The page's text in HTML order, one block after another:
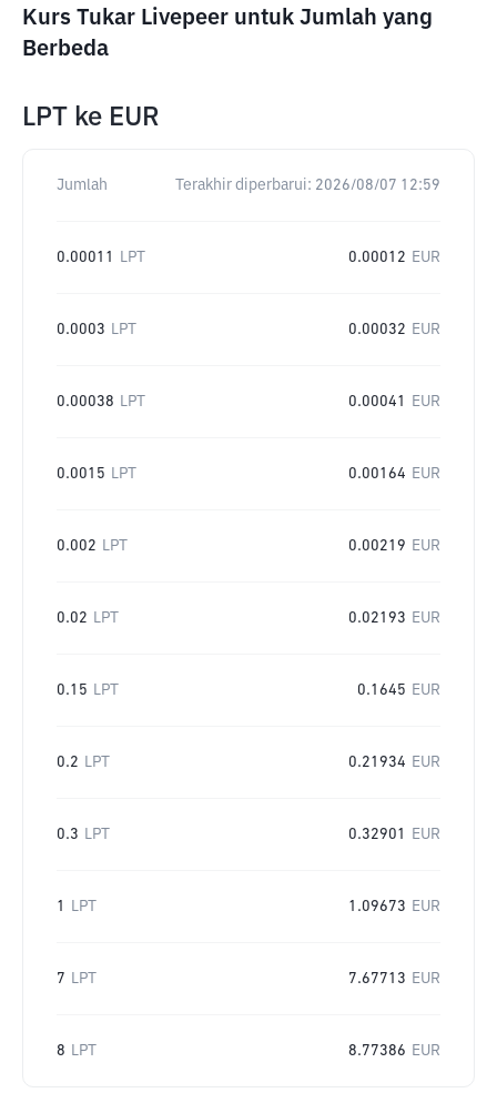
Kurs Tukar Livepeer untuk Jumlah yang
Berbeda
LPT ke EUR
Jumlah Terakhir diperbarui: 2026/08/07 12:59
0.00011 LPT 0.00012 EUR
0.0003 LPT 0.00032 EUR
0.00038 LPT 0.00041 EUR
0.0015 LPT 0.00164 EUR
0.002 LPT 0.00219 EUR
0.02 LPT 0.02193 EUR
0.15 LPT 0.1645 EUR
0.2 LPT 0.21934 EUR
0.3 LPT 0.32901 EUR
1 LPT 1.09673 EUR
7 LPT 7.67713 EUR
8 LPT 8.77386 EUR